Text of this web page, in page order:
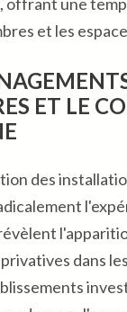
et les
ET LE
des
dans